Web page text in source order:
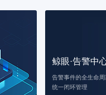
鲸眼·告警中心(KAC)
告警事件的全生命周期
统一闭环管理
了解详情